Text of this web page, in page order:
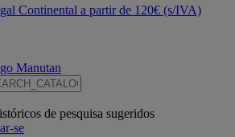
Continental a partir de 120€ (s/IVA)
de pesquisa sugeridos
se